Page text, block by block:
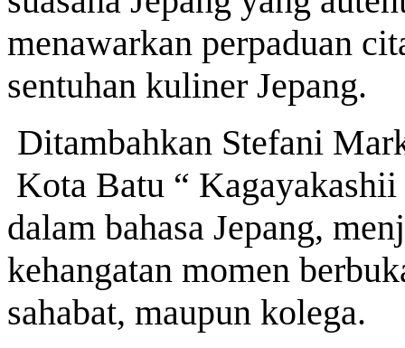
menawarkan perpaduan
sentuhan kuliner Jepang.
Ditambahkan Stefani
Kota Batu “
dalam bahasa Jepang,
kehangatan momen
sahabat, maupun kolega.